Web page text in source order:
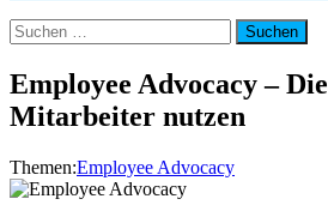
Suchen
nach:
Employee Advocacy –
Mitarbeiter nutzen
Themen:Employee Advocacy